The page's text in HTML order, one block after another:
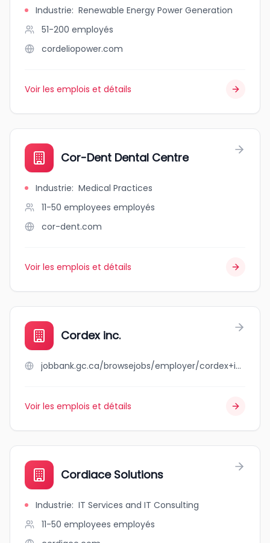
Industrie: Renewable Energy Power Generation
51-200 employés
cordeliopower.com
Voir les emplois et détails
Cor-Dent Dental Centre
Industrie: Medical Practices
11-50 employees employés
cor-dent.com
Voir les emplois et détails
Cordex inc.
jobbank.gc.ca/browsejobs/employer/cordex+inc./ca
Voir les emplois et détails
Cordiace Solutions
Industrie: IT Services and IT Consulting
11-50 employees employés